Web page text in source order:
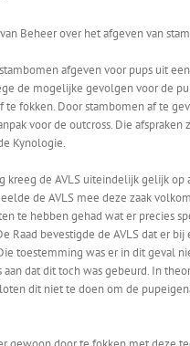
Beheer over het afgeven van
afgeven voor pups uit
de mogelijke gevolgen voor de
fokken. Door stambomen af te
voor de outcross. Die
Kynologie.
kreeg de AVLS uiteindelijk gelijk
de AVLS mee deze zaak
te hebben gehad wat er precies
Raad bevestigde de AVLS dat er
toestemming was er in dit geval
aan dat dit toch was gebeurd. In
dit niet te doen om de